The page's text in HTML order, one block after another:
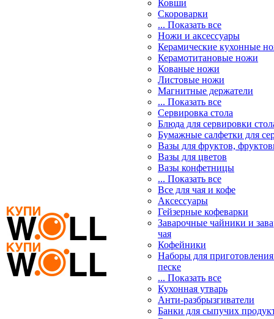
Ковши
Скороварки
... Показать все
Ножи и аксессуары
Керамические кухонные
Керамотитановые ножи
Кованые ножи
Листовые ножи
Магнитные держатели
... Показать все
Сервировка стола
Блюда для сервировки
Бумажные салфетки для
Вазы для фруктов,
Вазы для цветов
Вазы конфетницы
... Показать все
Все для чая и кофе
Аксессуары
Гейзерные кофеварки
Заварочные чайники и
чая
Кофейники
Наборы для
песке
... Показать все
Кухонная утварь
Анти-разбрызгиватели
Банки для сыпучих